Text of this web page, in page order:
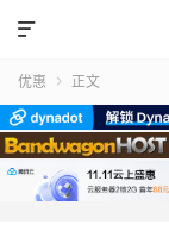

优惠  正文